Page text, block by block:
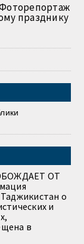
празднику
ОТ
о
и
в